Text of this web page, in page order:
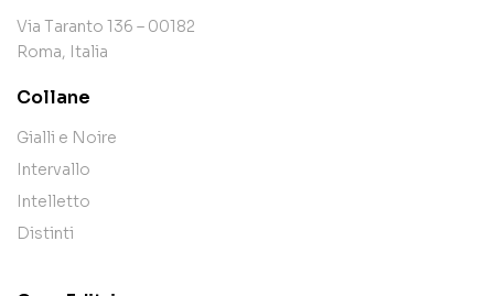
Via Taranto 136 – 00182
Roma, Italia
Collane
Gialli e Noire
Intervallo
Intelletto
Distinti